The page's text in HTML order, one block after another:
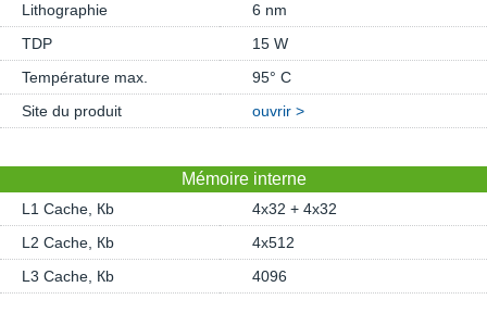
Lithographie
6 nm
TDP
15 W
Température max.
95° C
Site du produit
ouvrir >
Mémoire interne
L1 Cache, Кb
4x32 + 4x32
L2 Cache, Кb
4x512
L3 Cache, Кb
4096